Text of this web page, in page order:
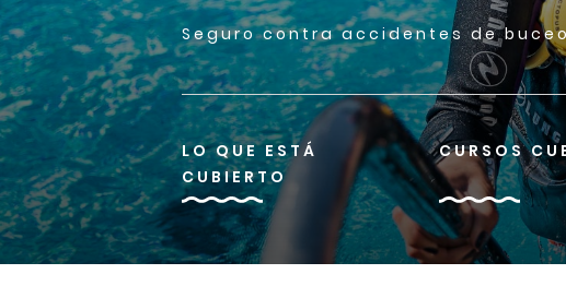
Seguro contra accidentes de
LO QUE ESTÁ
CUBIERTO
CURSOS